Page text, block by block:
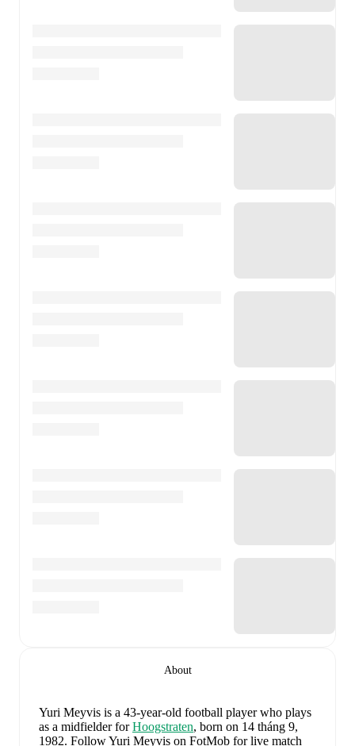
About
Yuri Meyvis is a 43-year-old football player who plays
as a midfielderforHoogstraten, born on 14 tháng 9,
1982. Follow Yuri Meyvis on FotMob for live match